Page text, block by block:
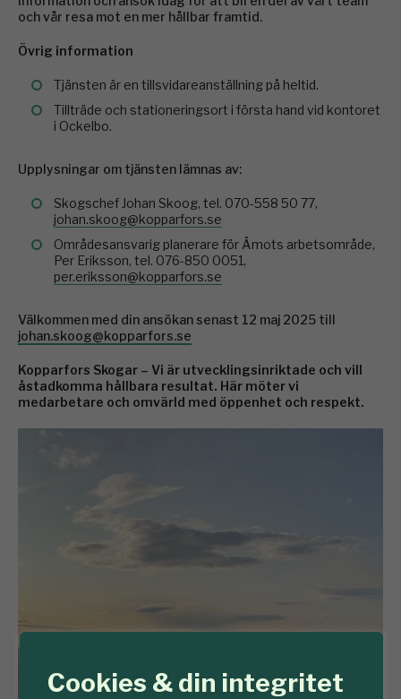
Cookies & din integritet
och vår resa mot en mer hållbar framtid.
Övrig information
Tjänsten är en tillsvidareanställning på heltid.
Tillträde och stationeringsort i första hand vid kontoret
i Ockelbo.
Upplysningar om tjänsten lämnas av:
Skogschef Johan Skoog, tel. 070-558 50 77,
johan.skoog@kopparfors.se
Områdesansvarig planerare för Åmots arbetsområde,
Per Eriksson, tel. 076-850 0051,
per.eriksson@kopparfors.se
Välkommen med din ansökan senast 12 maj 2025 till
johan.skoog@kopparfors.se
Kopparfors Skogar – Vi är utvecklingsinriktade och vill
åstadkomma hållbara resultat. Här möter vi
medarbetare och omvärld med öppenhet och respekt.